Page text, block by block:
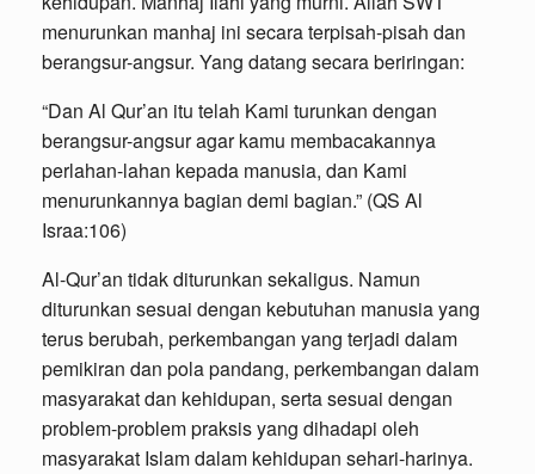
menurunkan manhaj ini secara terpisah-pisah dan
berangsur-angsur. Yang datang secara beriringan:
“Dan Al Qur’an itu telah Kami turunkan dengan
berangsur-angsur agar kamu membacakannya
perlahan-lahan kepada manusia, dan Kami
menurunkannya bagian demi bagian.” (QS Al
Israa:106)
Al-Qur’an tidak diturunkan sekaligus. Namun
diturunkan sesuai dengan kebutuhan manusia yang
terus berubah, perkembangan yang terjadi dalam
pemikiran dan pola pandang, perkembangan dalam
masyarakat dan kehidupan, serta sesuai dengan
problem-problem praksis yang dihadapi oleh
masyarakat Islam dalam kehidupan sehari-harinya.